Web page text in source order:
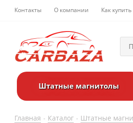
Контакты О компании Как купить
Штатные магнитолы
Главная - Каталог - Штатные